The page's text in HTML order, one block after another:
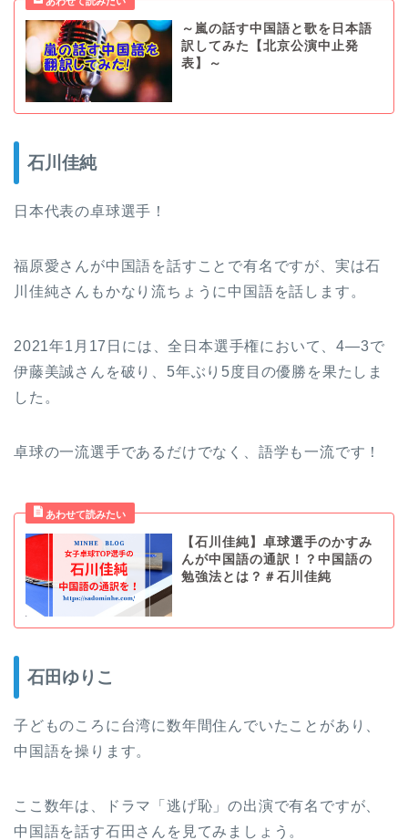
～嵐の話す中国語と歌を日本語
訳してみた【北京公演中止発
表】～
石川佳純
日本代表の卓球選手！
福原愛さんが中国語を話すことで有名ですが、実は石
川佳純さんもかなり流ちょうに中国語を話します。
2021年1月17日には、全日本選手権において、4―3で
伊藤美誠さんを破り、5年ぶり5度目の優勝を果たしま
した。
卓球の一流選手であるだけでなく、語学も一流です！
【石川佳純】卓球選手のかすみ
んが中国語の通訳！？中国語の
勉強法とは？＃石川佳純
石田ゆりこ
子どものころに台湾に数年間住んでいたことがあり、
中国語を操ります。
ここ数年は、ドラマ「逃げ恥」の出演で有名ですが、
中国語を話す石田さんを見てみましょう。